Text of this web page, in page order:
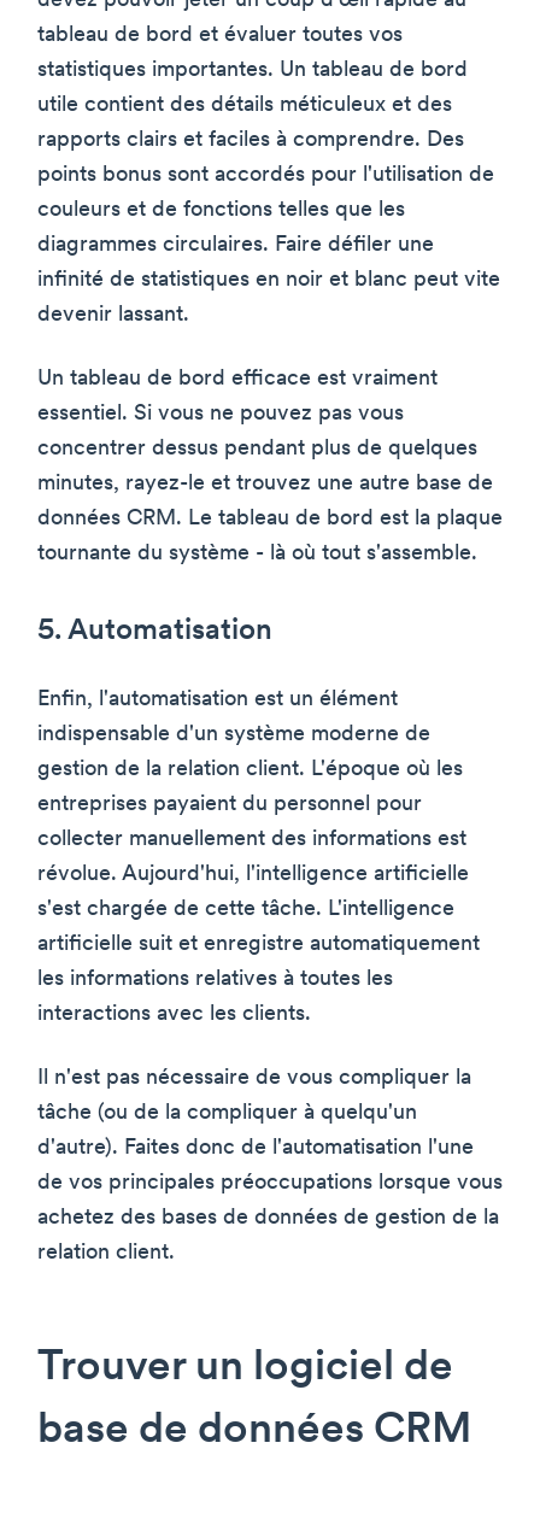
tableau de bord et évaluer toutes vos
statistiques importantes. Un tableau de bord
utile contient des détails méticuleux et des
rapports clairs et faciles à comprendre. Des
points bonus sont accordés pour l'utilisation de
couleurs et de fonctions telles que les
diagrammes circulaires. Faire défiler une
infinité de statistiques en noir et blanc peut vite
devenir lassant.
Un tableau de bord efficace est vraiment
essentiel. Si vous ne pouvez pas vous
concentrer dessus pendant plus de quelques
minutes, rayez-le et trouvez une autre base de
données CRM. Le tableau de bord est la plaque
tournante du système - là où tout s'assemble.
5. Automatisation
Enfin, l'automatisation est un élément
indispensable d'un système moderne de
gestion de la relation client. L'époque où les
entreprises payaient du personnel pour
collecter manuellement des informations est
révolue. Aujourd'hui, l'intelligence artificielle
s'est chargée de cette tâche. L'intelligence
artificielle suit et enregistre automatiquement
les informations relatives à toutes les
interactions avec les clients.
Il n'est pas nécessaire de vous compliquer la
tâche (ou de la compliquer à quelqu'un
d'autre). Faites donc de l'automatisation l'une
de vos principales préoccupations lorsque vous
achetez des bases de données de gestion de la
relation client.
Trouver un logiciel de
base de données CRM